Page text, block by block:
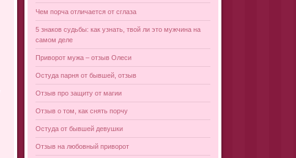
Чем порча отличается от сглаза
5 знаков судьбы: как узнать, твой ли это мужчина на
самом деле
Приворот мужа – отзыв Олеси
Остуда парня от бывшей, отзыв
Отзыв про защиту от магии
Отзыв о том, как снять порчу
Остуда от бывшей девушки
Отзыв на любовный приворот